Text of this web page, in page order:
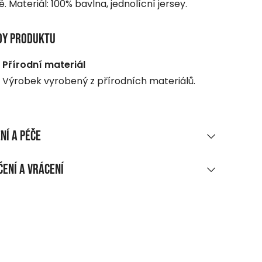
Materiál: 100% bavlna, jednolícní jersey.
produktu
Přírodní materiál
Výrobek vyrobený z přírodních materiálů.
a péče
SLOŽENÍ
a vrácení